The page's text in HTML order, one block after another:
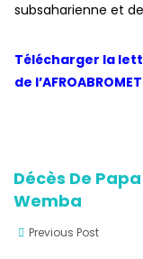
subsaharienne et
Télécharger la
de
Décès De Papa
Wemba
Previous Post